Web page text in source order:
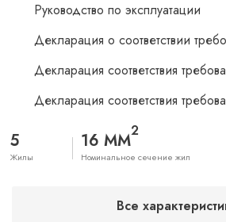
Руководство по эксплуатации
Декларация о соответствии
Декларация соответствия
Декларация соответствия
5
Жилы
16 ММ2
Номинальное сечение жил
Все